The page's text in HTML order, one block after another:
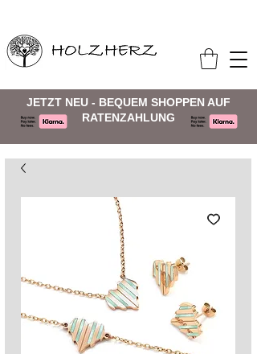
JETZT NEU - BEQUEM SHOPPEN AUF
RATENZAHLUNG